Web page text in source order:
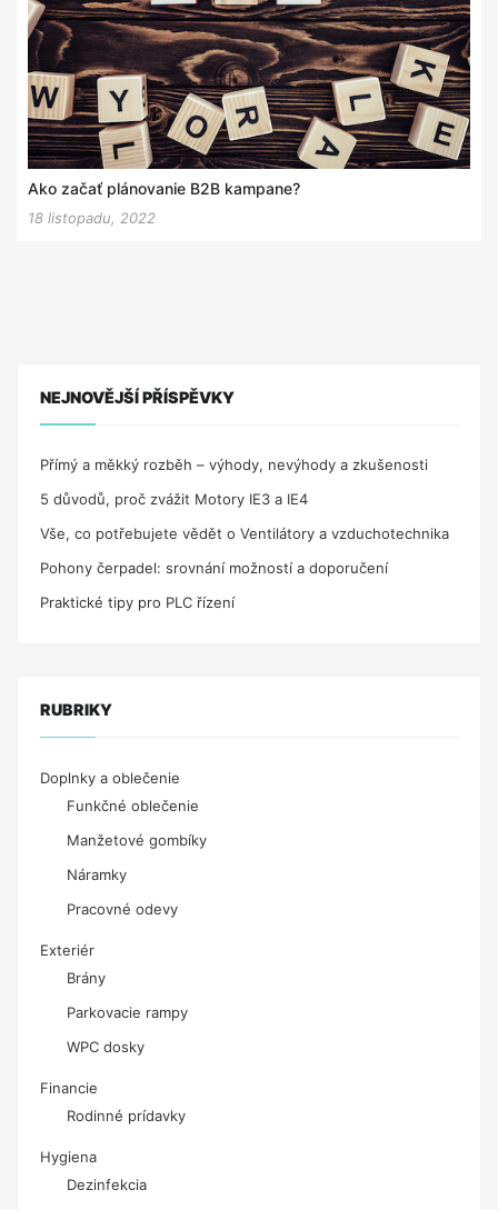
Ako začať plánovanie B2B kampane?
18 listopadu, 2022
NEJNOVĚJŠÍ PŘÍSPĚVKY
Přímý a měkký rozběh – výhody, nevýhody a zkušenosti
5 důvodů, proč zvážit Motory IE3 a IE4
Vše, co potřebujete vědět o Ventilátory a vzduchotechnika
Pohony čerpadel: srovnání možností a doporučení
Praktické tipy pro PLC řízení
RUBRIKY
Doplnky a oblečenie
Funkčné oblečenie
Manžetové gombíky
Náramky
Pracovné odevy
Exteriér
Brány
Parkovacie rampy
WPC dosky
Financie
Rodinné prídavky
Hygiena
Dezinfekcia